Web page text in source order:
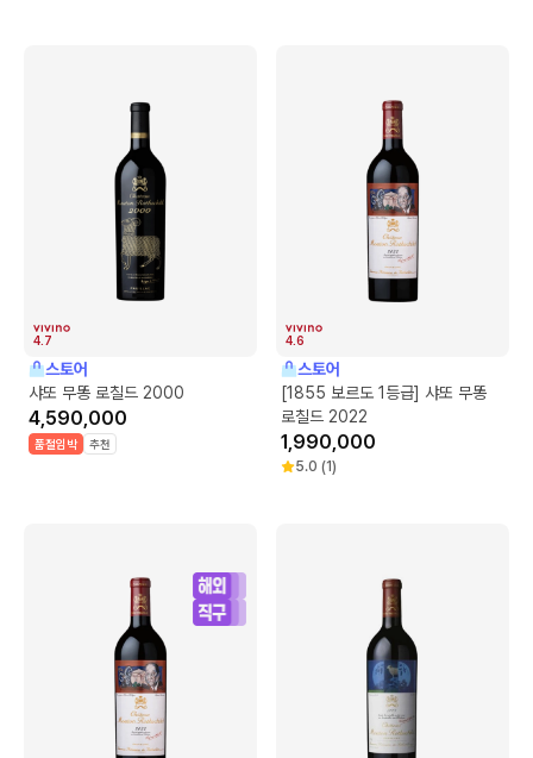
4.7
스토어
샤또 무똥 로칠드 2000
4,590,000
품절임박 추천
4.6
스토어
[1855 보르도 1등급] 샤또 무똥
로칠드 2022
1,990,000
5.0 (1)